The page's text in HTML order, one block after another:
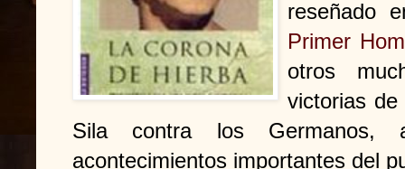
reseñado
Primer
otros
victorias
Sila contra los Germanos,
acontecimientos importantes del